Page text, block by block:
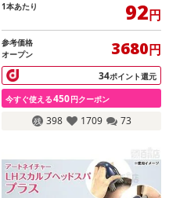
1本あたり 92円
参考価格
オープン
3680円
34ポイント還元
今すぐ使える450円クーポン
398 1709 73